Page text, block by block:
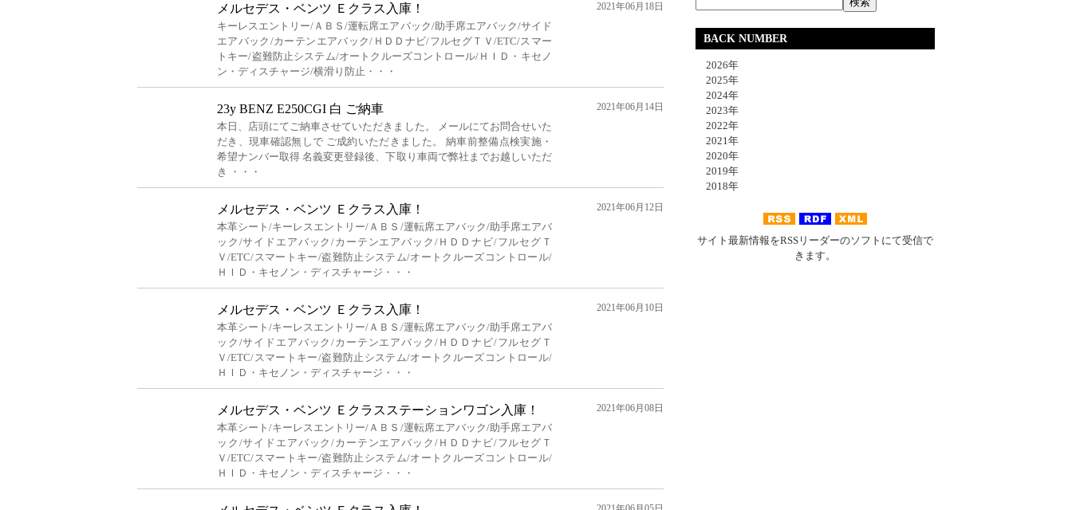
メルセデス・ベンツ Ｅクラス入庫！
キーレスエントリー/ＡＢＳ/運転席エアバック/助手席エアバック/サイド
エアバック/カーテンエアバック/ＨＤＤナビ/フルセグＴＶ/ETC/スマー
トキー/盗難防止システム/オートクルーズコントロール/ＨＩＤ・キセノ
ン・ディスチャージ/横滑り防止・・・
2021年06月18日
23y BENZ E250CGI 白 ご納車
本日、店頭にてご納車させていただきました。 メールにてお問合せいた
だき、現車確認無しで ご成約いただきました。 納車前整備点検実施・
希望ナンバー取得 名義変更登録後、下取り車両で弊社までお越しいただ
き ・・・
2021年06月14日
メルセデス・ベンツ Ｅクラス入庫！
本革シート/キーレスエントリー/ＡＢＳ/運転席エアバック/助手席エアバ
ック/サイドエアバック/カーテンエアバック/ＨＤＤナビ/フルセグＴ
Ｖ/ETC/スマートキー/盗難防止システム/オートクルーズコントロール/
ＨＩＤ・キセノン・ディスチャージ・・・
2021年06月12日
メルセデス・ベンツ Ｅクラス入庫！
本革シート/キーレスエントリー/ＡＢＳ/運転席エアバック/助手席エアバ
ック/サイドエアバック/カーテンエアバック/ＨＤＤナビ/フルセグＴ
Ｖ/ETC/スマートキー/盗難防止システム/オートクルーズコントロール/
ＨＩＤ・キセノン・ディスチャージ・・・
2021年06月10日
メルセデス・ベンツ Ｅクラスステーションワゴン入庫！
本革シート/キーレスエントリー/ＡＢＳ/運転席エアバック/助手席エアバ
ック/サイドエアバック/カーテンエアバック/ＨＤＤナビ/フルセグＴ
Ｖ/ETC/スマートキー/盗難防止システム/オートクルーズコントロール/
ＨＩＤ・キセノン・ディスチャージ・・・
2021年06月08日
BACK NUMBER
2026年
2025年
2024年
2023年
2022年
2021年
2020年
2019年
2018年
サイト最新情報をRSSリーダーのソフトにて受信で
きます。